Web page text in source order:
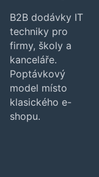
B2B dodávky IT
techniky pro
firmy, školy a
kanceláře.
Poptávkový
model místo
klasického e-
shopu.